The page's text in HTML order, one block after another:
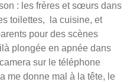
: les frères et sœurs dans
toilettes, la cuisine, et
pour des scènes
plongée en apnée dans
sur le téléphone
me donne mal à la tête, le